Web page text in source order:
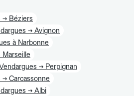
→ Béziers
→ Avignon
à Narbonne
Marseille
→ Perpignan
→ Carcassonne
→ Albi